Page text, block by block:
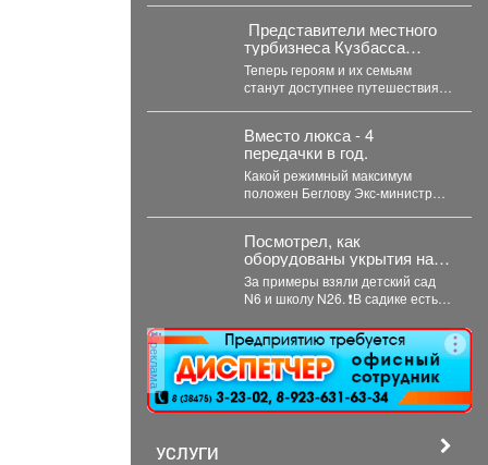
погрузиться в атмосферу
Великой...
Представители местного
турбизнеса Кузбасса
присоединились к
программе поддержки
участников СВО и их
близкихне.
Теперь героям и их семьям
станут доступнее путешествия и
Вместо люкса - 4
передачки в год.
Какой режимный максимум
положен Беглову Экс-министр
колонию строгого...
Посмотрел, как
оборудованы укрытия на
случай ЧС в зданиях
Управления образованием
с различной конструкцией:
имеющих подвалы и
предусматривающие
только техподполье.
За примеры взяли детский сад
N6 и школу N26. ❗️В садике есть
реклама
УСЛУГИ